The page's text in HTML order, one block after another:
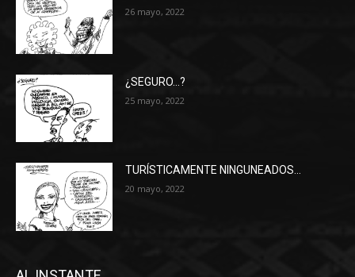
26 mayo, 2022
¿SEGURO…?
25 mayo, 2022
TURÍSTICAMENTE NINGUNEADOS…
20 mayo, 2022